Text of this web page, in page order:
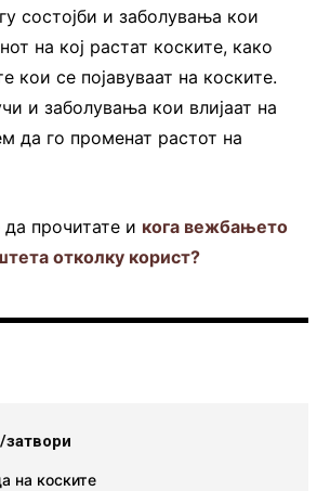
состојби и заболувања кои
на кој растат коските, како
кои се појавуваат на коските.
и заболувања кои влијаат на
да го променат растот на
прочитате и кога вежбањето
отколку корист?
/затвори
на коските